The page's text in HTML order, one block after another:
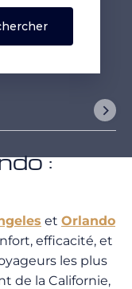
:
et Orlando
efficacité, et
les plus
de la Californie,